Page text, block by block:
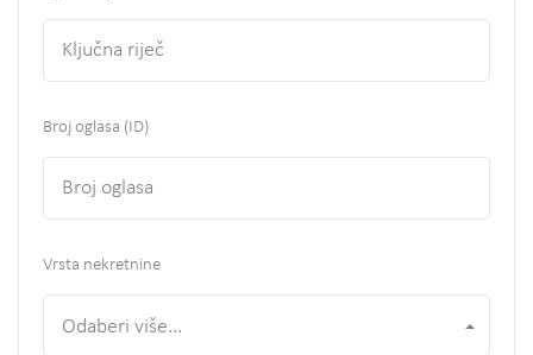
Broj oglasa (ID)
Vrsta nekretnine
Odaberi više...